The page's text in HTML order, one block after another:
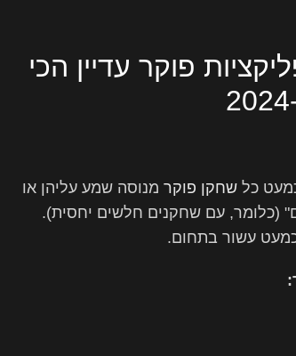
פוקר עדיין הכי
כל שחקן פוקר מנוסה שמע עליהן או
(כלומר, עם שחקנים חלשים יחסית).
עשור בתחום.
: